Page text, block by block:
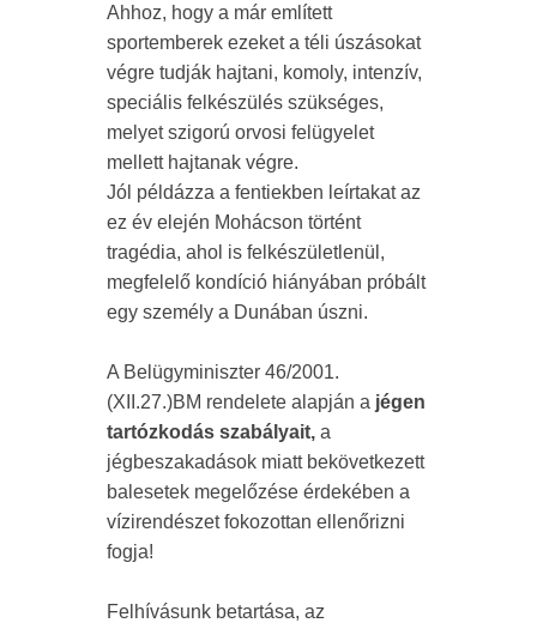
Ahhoz, hogy a már említett
sportemberek ezeket a téli úszásokat
végre tudják hajtani, komoly, intenzív,
speciális felkészülés szükséges,
melyet szigorú orvosi felügyelet
mellett hajtanak végre.
Jól példázza a fentiekben leírtakat az
ez év elején Mohácson történt
tragédia, ahol is felkészületlenül,
megfelelő kondíció hiányában próbált
egy személy a Dunában úszni.
A Belügyminiszter 46/2001.
(XII.27.)BM rendelete alapján a jégen
tartózkodás szabályait, a
jégbeszakadások miatt bekövetkezett
balesetek megelőzése érdekében a
vízirendészet fokozottan ellenőrizni
fogja!
Felhívásunk betartása, az